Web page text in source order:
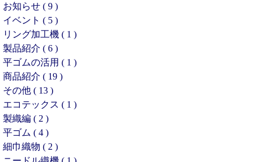
お知らせ ( 9 )
イベント ( 5 )
リング加工機 ( 1 )
製品紹介 ( 6 )
平ゴムの活用 ( 1 )
商品紹介 ( 19 )
その他 ( 13 )
エコテックス ( 1 )
製織編 ( 2 )
平ゴム ( 4 )
細巾織物 ( 2 )